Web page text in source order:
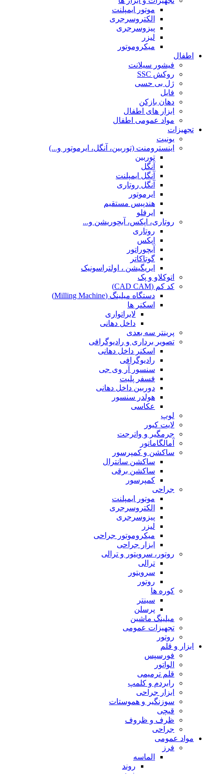
موتور ایمپلنت
الکتروسرجری
پیزوسرجری
لیزر
میکروموتور
اطفال
فیشور سیلانت
روکش SSC
ژل بی حسی
فایل
دهان بازکن
ابزار های اطفال
مواد عمومی اطفال
تجهیزات
یونیت
اینسترومنت (توربین، آنگل، ایرموتور و...)
توربین
آنگل
آنگل ایمپلنت
آنگل روتاری
ایرموتور
هندپیس مستقیم
ایرفلو
روتاری، اپکس، آبچوریشن و...
روتاری
اپکس
آبچوراتور
گوتاکاتر
ایریگیشن ، اولتراسونیک
اتوکلاو و پک
کد کم (CAD CAM)
دستگاه میلینگ (Milling Machine)
اسکنر ها
لابراتواری
داخل دهانی
پرینتر سه بعدی
تصویر برداری و رادیوگرافی
اسکنر داخل دهانی
رادیوگرافی
سنسور آر وی جی
فسفر پلیت
دوربین داخل دهانی
هولدر سنسور
عکاسی
لوپ
لایت کیور
جرمگیر و واترجت
آمالگاماتور
ساکشن و کمپرسور
ساکشن سانترال
ساکشن برقی
کمپرسور
جراحی
موتور ایمپلنت
الکتروسرجری
پیزوسرجری
لیزر
میکروموتور جراحی
ابزار جراحی
روتور، سرویتور و ترالی
ترالی
سرویتور
روتور
کوره ها
سینتر
پرسلن
میلینگ ماشین
تجهیزات عمومی
روتور
ابزار و قلم
فورسپس
الواتور
قلم ترمیمی
رابردم و کلمپ
ابزار جراحی
سوزنگیر و هموستات
قیچی
ظرف و ظروف
جراحی
مواد عمومی
فرز
الماسه
روند